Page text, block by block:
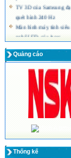
TV 3D của Samsung
quét hình 240 Hz
Màn hình máy tính siêu
nghệ LED của Acer
Quảng cáo
Thống kế